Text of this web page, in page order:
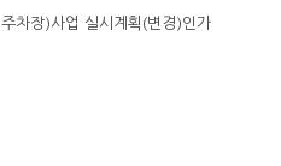
차장)사업 실시계획(변경)인가